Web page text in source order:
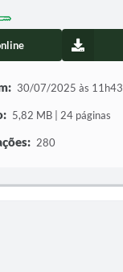
30/07/2025 às 11h43
5,82 MB | 24 páginas
280